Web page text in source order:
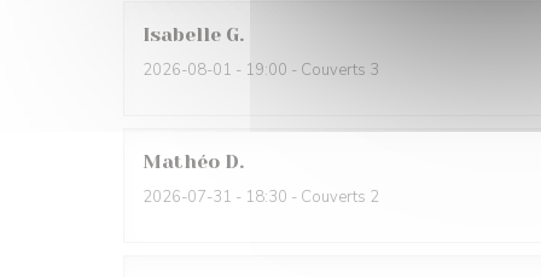
Isabelle G
2026-08-01 - 19:00 - Couverts 3
Mathéo D
2026-07-31 - 18:30 - Couverts 2